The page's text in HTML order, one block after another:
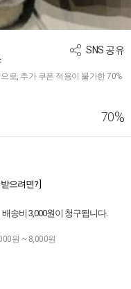
SNS 공유
로, 추가 쿠폰 적용이 불가한 70%
70%
으려면? ]
송비 3,000원이 청구됩니다.
원 ~ 8,000원